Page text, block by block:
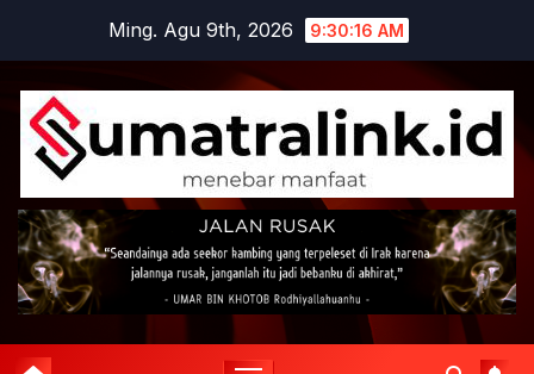
content
Ming. Agu 9th, 2026 9:30:17 AM